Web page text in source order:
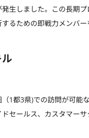
生しました。この長期
るための即戦力メンバー
1都3県)での訪問が可能な
ドセールス、カスタマー